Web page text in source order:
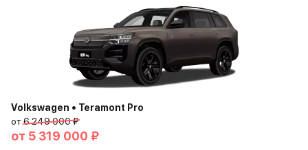
Volkswagen • Teramont Pro
от6 249 000 ₽
от 5 319 000 ₽